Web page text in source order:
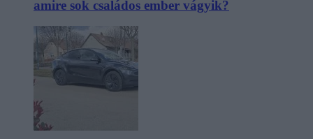
amire sok családos ember vágyik?